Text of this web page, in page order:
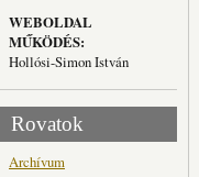
WEBOLDAL
MŰKÖDÉS:
Hollósi-Simon István
Rovatok
Archívum